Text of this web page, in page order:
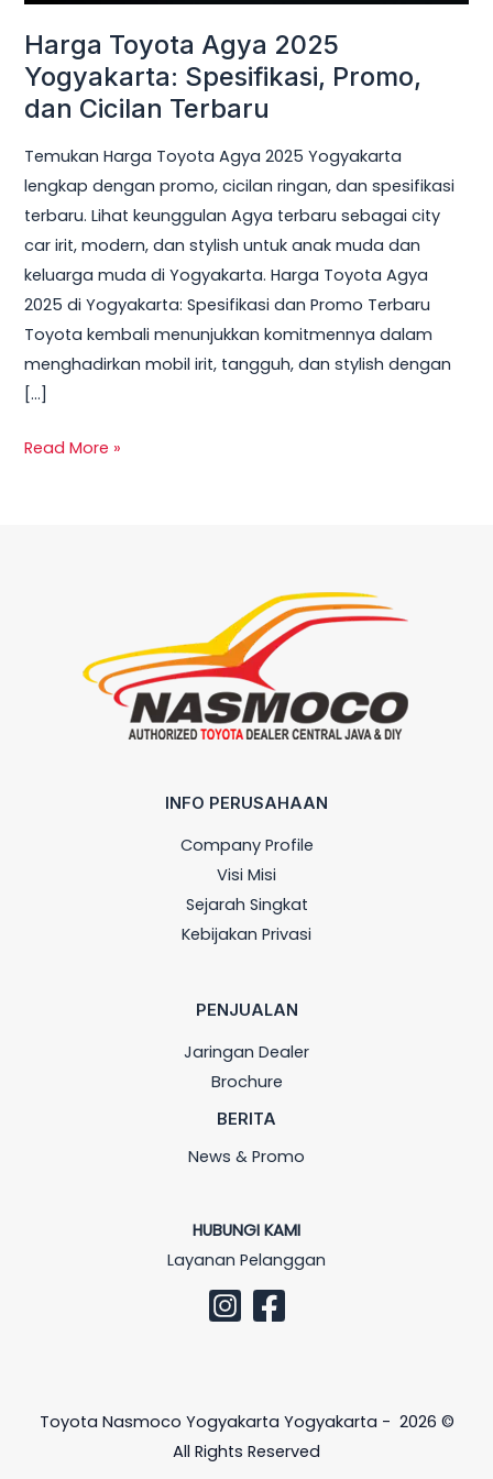
Harga Toyota Agya 2025
Yogyakarta: Spesifikasi, Promo,
dan Cicilan Terbaru
Temukan Harga Toyota Agya 2025 Yogyakarta
lengkap dengan promo, cicilan ringan, dan spesifikasi
terbaru. Lihat keunggulan Agya terbaru sebagai city
car irit, modern, dan stylish untuk anak muda dan
keluarga muda di Yogyakarta. Harga Toyota Agya
2025 di Yogyakarta: Spesifikasi dan Promo Terbaru
Toyota kembali menunjukkan komitmennya dalam
menghadirkan mobil irit, tangguh, dan stylish dengan
[…]
dan
Cicilan
Terbaru
Read More »
INFO PERUSAHAAN
Company Profile
Visi Misi
Sejarah Singkat
Kebijakan Privasi
PENJUALAN
Jaringan Dealer
Brochure
BERITA
News & Promo
HUBUNGI KAMI
Layanan Pelanggan
Toyota Nasmoco Yogyakarta Yogyakarta - 2026 ©
All Rights Reserved